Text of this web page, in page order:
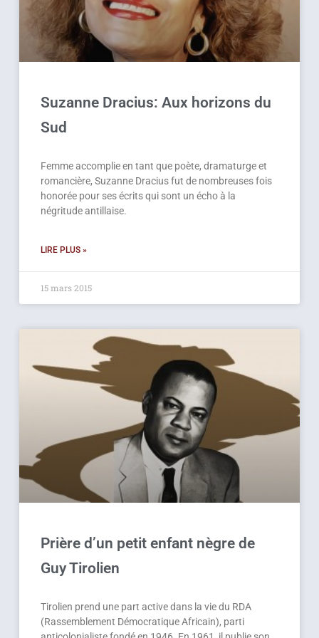
Suzanne Dracius: Aux horizons du
Sud
Femme accomplie en tant que poète, dramaturge et
romancière, Suzanne Dracius fut de nombreuses fois
honorée pour ses écrits qui sont un écho à la
négritude antillaise.
LIRE PLUS »
15 mars 2015
Prière d’un petit enfant nègre de
Guy Tirolien
Tirolien prend une part active dans la vie du RDA
(Rassemblement Démocratique Africain), parti